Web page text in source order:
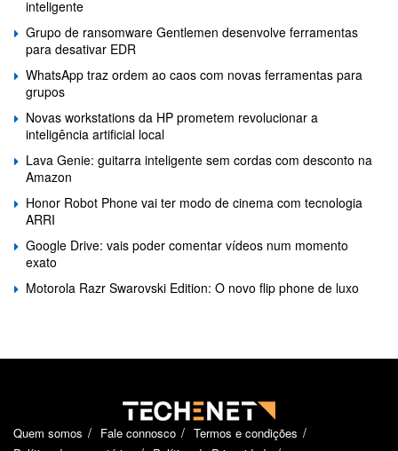
inteligente
Grupo de ransomware Gentlemen desenvolve ferramentas
para desativar EDR
WhatsApp traz ordem ao caos com novas ferramentas para
grupos
Novas workstations da HP prometem revolucionar a
inteligência artificial local
Lava Genie: guitarra inteligente sem cordas com desconto na
Amazon
Honor Robot Phone vai ter modo de cinema com tecnologia
ARRI
Google Drive: vais poder comentar vídeos num momento
exato
Motorola Razr Swarovski Edition: O novo flip phone de luxo
Quem somos Fale connosco
Termos e condições